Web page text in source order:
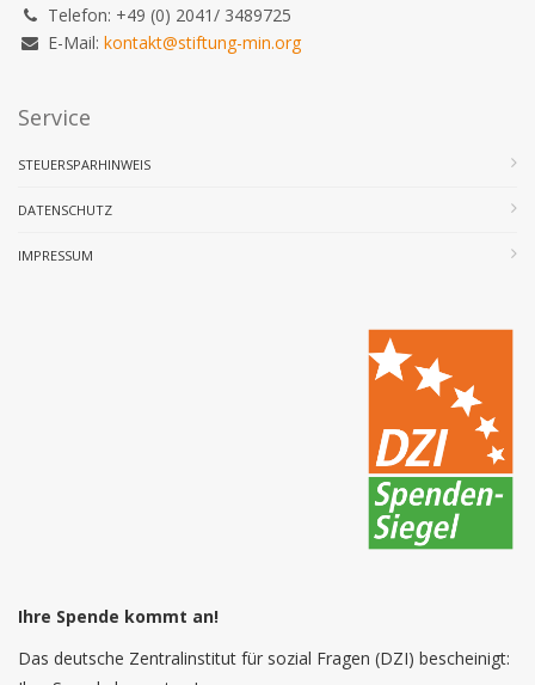
Telefon: +49 (0) 2041/ 3489725
E-Mail: kontakt@stiftung-min.org
Service
STEUERSPARHINWEIS
DATENSCHUTZ
IMPRESSUM
Ihre Spende kommt an!
Das deutsche Zentralinstitut für sozial Fragen (DZI) bescheinigt: